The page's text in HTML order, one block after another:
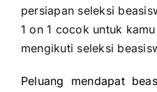
persiapan seleksi
1 on 1 cocok untuk
mengikuti seleksi
Peluang mendapat